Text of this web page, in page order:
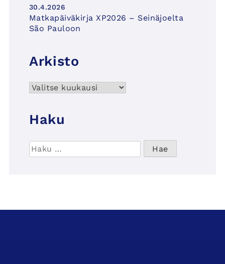
30.4.2026
Matkapäiväkirja XP2026 – Seinäjoelta
São Pauloon
Arkisto
Arkisto
Haku
Haku: